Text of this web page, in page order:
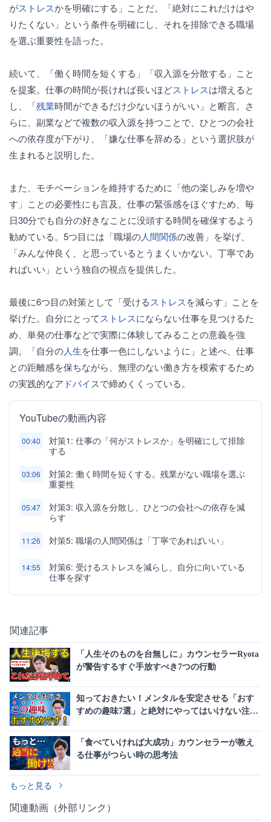
がストレスかを明確にする」ことだ。「絶対にこれだけはや
りたくない」という条件を明確にし、それを排除できる職場
を選ぶ重要性を語った。
続いて、「働く時間を短くする」「収入源を分散する」こと
を提案。仕事の時間が長ければ長いほどストレスは増えると
し、「残業時間ができるだけ少ないほうがいい」と断言。さ
らに、副業などで複数の収入源を持つことで、ひとつの会社
への依存度が下がり、「嫌な仕事を辞める」という選択肢が
生まれると説明した。
また、モチベーションを維持するために「他の楽しみを増や
す」ことの必要性にも言及。仕事の緊張感をほぐすため、毎
日30分でも自分の好きなことに没頭する時間を確保するよう
勧めている。5つ目には「職場の人間関係の改善」を挙げ、
「みんな仲良く、と思っているとうまくいかない。丁寧であ
ればいい」という独自の視点を提供した。
最後に6つ目の対策として「受けるストレスを減らす」ことを
挙げた。自分にとってストレスにならない仕事を見つけるた
め、単発の仕事などで実際に体験してみることの意義を強
調。「自分の人生を仕事一色にしないように」と述べ、仕事
との距離感を保ちながら、無理のない働き方を模索するため
の実践的なア ドバイスで締めくくっている。
YouTubeの動画内容
00:40
対策1: 仕事の「何がストレスか」を明確にして排除
する
03:06
対策2: 働く時間を短くする。残業がない職場を選ぶ
重要性
05:47
対策3: 収入源を分散し、ひとつの会社への依存を減
らす
11:26 対策5: 職場の人間関係は「丁寧であればいい」
14:55
対策6: 受けるストレスを減らし、自分に向いている
仕事を探す
関連記事
「人生そのものを台無しに」カウンセラーRyota
が警告するすぐ手放すべき7つの行動
知っておきたい！メンタルを安定させる「おす
すめの趣味7選」と絶対にやってはいけない注意
「食べていければ大成功」カウンセラーが教え
る仕事がつらい時の思考法
もっと見る
関連動画（外部リンク）